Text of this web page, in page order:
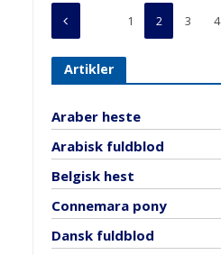
1 2 3 4
Artikler
Araber heste
Arabisk fuldblod
Belgisk hest
Connemara pony
Dansk fuldblod